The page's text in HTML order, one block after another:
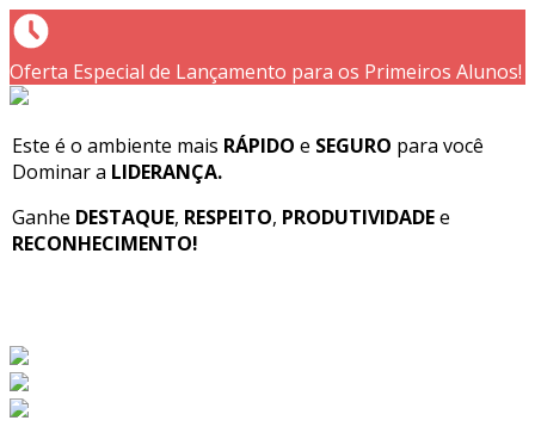
Oferta Especial de Lançamento para os Primeiros Alunos!
Este é o ambiente mais RÁPIDO e SEGURO para você
Dominar a LIDERANÇA.
Ganhe DESTAQUE, RESPEITO, PRODUTIVIDADEe
RECONHECIMENTO!